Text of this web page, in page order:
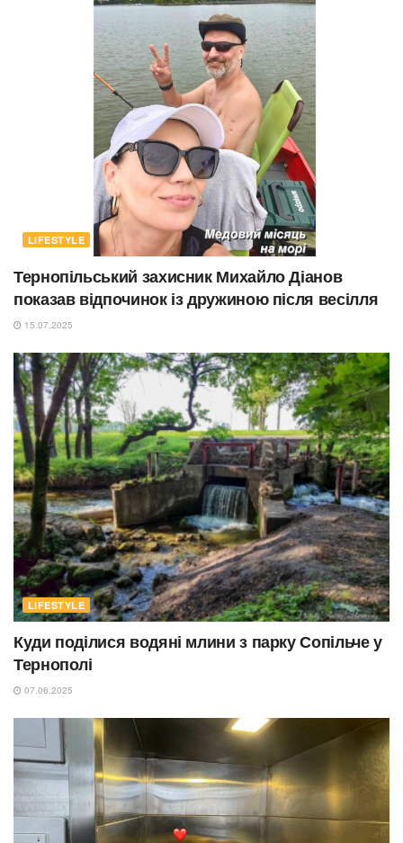
LIFESTYLE
Тернопільський захисник Михайло Діанов
показав відпочинок із дружиною після весілля
15.07.2025
LIFESTYLE
Куди поділися водяні млини з парку Сопільче у
Тернополі
07.06.2025